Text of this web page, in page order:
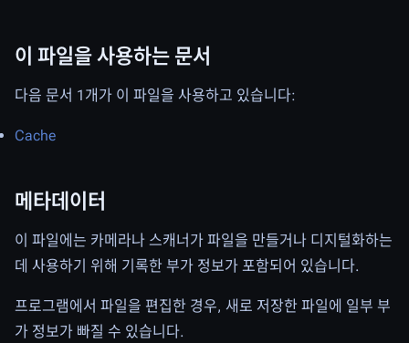
이 파일을 사용하는 문서
다음 문서 1개가 이 파일을 사용하고 있습니다:
Cache
메타데이터
이 파일에는 카메라나 스캐너가 파일을 만들거나 디지털화하는
데 사용하기 위해 기록한 부가 정보가 포함되어 있습니다.
프로그램에서 파일을 편집한 경우, 새로 저장한 파일에 일부 부
가 정보가 빠질 수 있습니다.